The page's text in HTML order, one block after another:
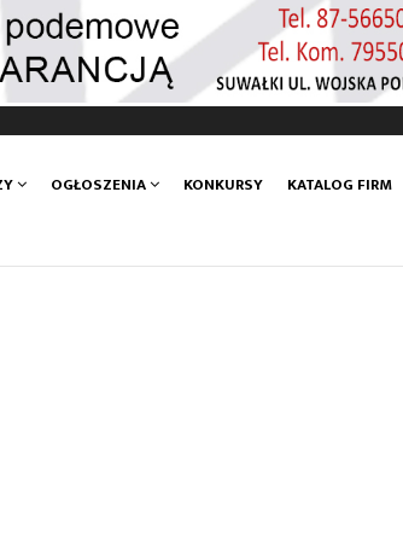
OGŁOSZENIA KONKURSY KATALOG FIRM